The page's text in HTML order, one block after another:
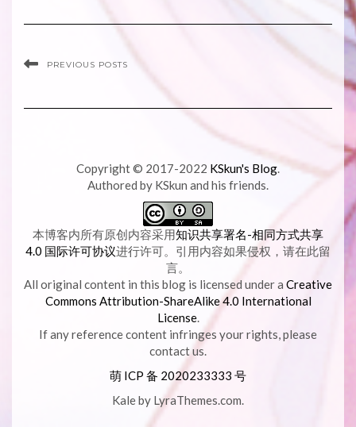
PREVIOUS POSTS
Copyright © 2017-2022 KSkun's Blog.
Authored by KSkun and his friends.
本博客内所有原创内容采用知识共享署名-相同方式共享
4.0 国际许可协议进行许可。引用内容如果侵权，请在此留
言。
All original content in this blog is licensed under a Creative
Commons Attribution-ShareAlike 4.0 International
License.
If any reference content infringes your rights, please
contact us.
萌 ICP 备 2020233333 号
Kaleby LyraThemes.com.